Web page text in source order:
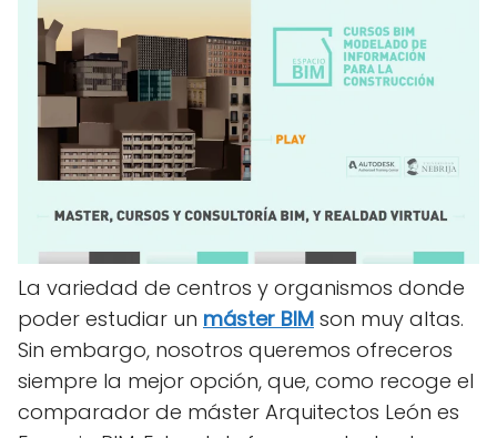
La variedad de centros y organismos donde
poder estudiar un máster BIM son muy altas.
Sin embargo, nosotros queremos ofreceros
siempre la mejor opción, que, como recoge el
comparador de máster Arquitectos León es